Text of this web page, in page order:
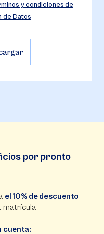
y condiciones de
de Datos
por pronto
el 10% de descuento
matrícula
cuenta: